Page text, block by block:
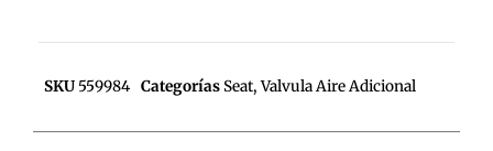
SKU 559984 Categorías Seat,Valvula Aire Adicional